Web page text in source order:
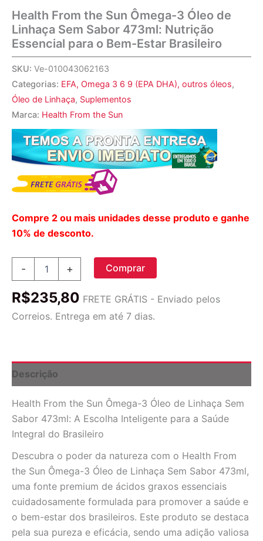
Health From the Sun Ômega-3 Óleo de
Linhaça Sem Sabor 473ml: Nutrição
Essencial para o Bem-Estar Brasileiro
SKU: Ve-010043062163
Categorias: EFA, Omega 3 6 9 (EPA DHA), outros óleos,
Óleo de Linhaça, Suplementos
Marca: Health From the Sun
Compre 2 ou mais unidades desse produto e ganhe
10% de desconto.
-
Sun
3
Sem
Sabor
Nutrição
Essencial
o
Bem-
Brasileiro
quantidade
+ Comprar
R$235,80 FRETE GRÁTIS - Enviado pelos
Correios. Entrega em até 7 dias.
Descrição
Health From the Sun Ômega-3 Óleo de Linhaça Sem
Sabor 473ml: A Escolha Inteligente para a Saúde
Integral do Brasileiro
Descubra o poder da natureza com o Health From
the Sun Ômega-3 Óleo de Linhaça Sem Sabor 473ml,
uma fonte premium de ácidos graxos essenciais
cuidadosamente formulada para promover a saúde e
o bem-estar dos brasileiros. Este produto se destaca
pela sua pureza e eficácia, sendo uma adição valiosa